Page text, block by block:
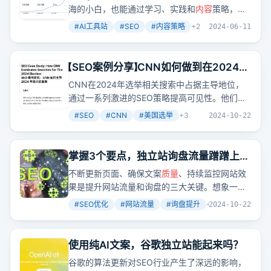
海的小白，也能通过学习、实践和内容策略，在
AI工具站领域取得成功。他是如何通过Reddit等
升网站排名和曝光的呢？这背后有哪些值得学习
的细节和技巧？
#AI工具站 #SEO #内容策略 +2 2024-06-11
【SEO案例分享】CNN如何做到在2024年
美国选举相关搜索中霸占排名
CNN在2024年选举相关搜索中占据主导地位，
通过一系列激进的SEO策略提高可见性。他们每
天发布新的URL，包含日期以传递新鲜度信号，
容更新，并刷新时间戳，展示内容的时效性。高
质量的相关图片和确保主页链接到重要内容 也是
成功的关键因素。
#SEO #CNN #美国选举 +3 2024-10-22
掌握3个要点，独立站询盘流量蹭蹭上
涨！
不断更新页面、确保文案质量、持续监控网站效
果是提升网站流量和询盘的三大关键。想象一
下，如果网站
内容总是最新的，文案既专业又原
和询盘自然会蹭蹭上涨。
#SEO优化 #网站流量 #询盘提升 +3
2024-10-22
使用纯AI文案，谷歌独立站能起来吗？
谷歌的算法更新对SEO行业产生了深远的影响，